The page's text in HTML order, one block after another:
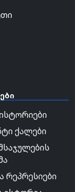
ქალები
რეპრესიები